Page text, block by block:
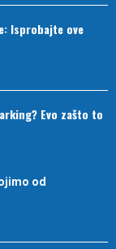
Isprobajte ove
Evo zašto to
od